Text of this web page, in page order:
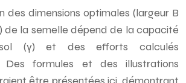
des dimensions optimales (largeur B
de la semelle dépend de la capacité
(γ) et des efforts calculés
Des formules et des illustrations